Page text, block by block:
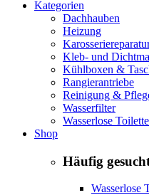
Kategorien
Dachhauben
Heizung
Kleb- und
Kühlboxen &
Rangierantriebe
Reinigung &
Wasserfilter
Wasserlose Toilette
Shop
Häufig
Wasserlose